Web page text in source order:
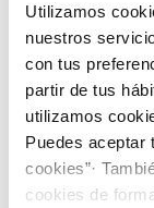
Utilizamos
nuestros
con tus
partir de tus
utilizamos
Puedes aceptar
cookies”·
cookies de
Cambio
Anterior